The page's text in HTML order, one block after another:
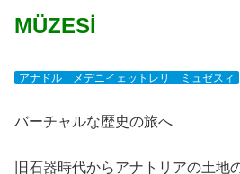
MÜZESİ
アナドル メデニイェットレリ ミュゼスィ
バーチャルな歴史の旅へ
旧石器時代からアナトリアの土地